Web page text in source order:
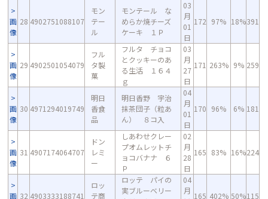
画
像
28 4902751088107
モン
テー
ル
モンテール な
めらか焼チーズ
ケーキ １Ｐ
03
月
01
日
172 97% 18%391
画
像
29 4902501054079
フル
タ製
菓
フルタ チョコ
とクッキーのあ
る生活 １６４
ｇ
03
月
27
日
171 263% 9% 259
画
像
30 4971294019749
明日
香食
品
明日香野 宇治
抹茶団子（粒あ
ん） ８コ入
04
月
01
日
170 96% 6% 181
画
像
31 4907174064707
ドン
レミ
ー
しあわせクレー
プオムレットチ
ョコバナナ ６
Ｐ
02
月
28
日
165 83% 16%224
画 32 4903333188741
ロッ
テ商
ロッテ パイの
実ブルーベリー
04
月
165 402% 50%115